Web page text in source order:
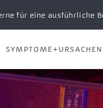
für eine ausführliche
SYMPTOME+URSACHEN